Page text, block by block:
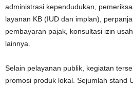
administrasi kependudukan,
layanan KB (IUD dan implan),
pembayaran pajak, konsultasi izin
lainnya.
Selain pelayanan publik, kegiatan
promosi produk lokal. Sejumlah stand